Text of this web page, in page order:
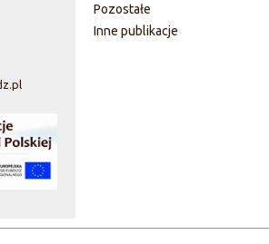
Pozostałe
Inne publikacje